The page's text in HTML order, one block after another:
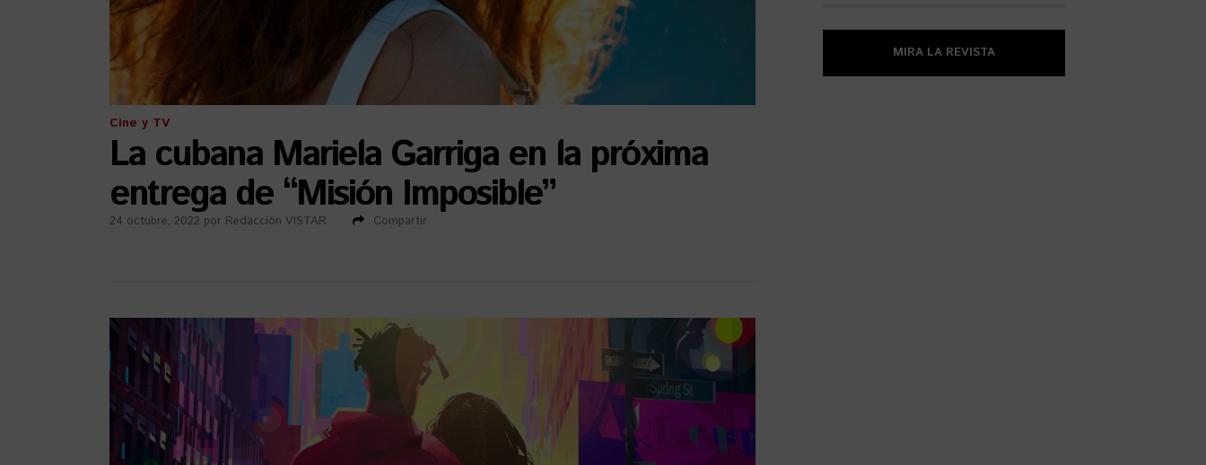
Cine y TV
La cubana Mariela Garriga en la próxima
entrega de “Misión Imposible”
24 octubre, 2022 por Redacción VISTAR Compartir
MIRA LA REVISTA